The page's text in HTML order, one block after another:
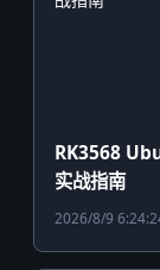
RK3568
实战指南
2026/8/9